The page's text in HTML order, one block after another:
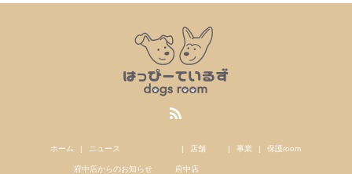
ホーム ニュース
府中店からのお知らせ
店舗
府中店
事業 保護room